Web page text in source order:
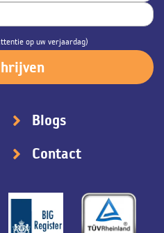
op uw verjaardag)
Blogs
Contact